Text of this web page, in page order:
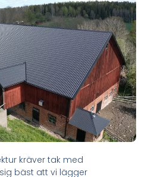
kräver tak med
bäst att vi lägger